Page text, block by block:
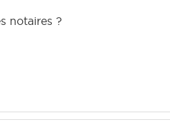
notaires ?